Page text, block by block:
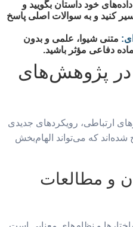
داده‌های خود داستان بگویید و
کنید و به سوالات اصلی پاسخ
متنی شیوا، علمی و بدون
دفاعی مؤثر باشید.
در پژوهش‌های
ارتباطی، رویکردهای جدیدی
که می‌تواند الهام‌بخش
و مطالعات